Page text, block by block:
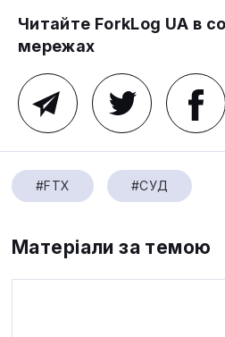
Читайте ForkLog UA в
мережах
#FTX #СУД
Матеріали за темою